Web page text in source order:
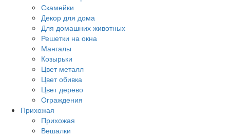
Скамейки
Декор для дома
Для домашних животных
Решетки на окна
Мангалы
Козырьки
Цвет металл
Цвет обивка
Цвет дерево
Ограждения
Прихожая
Прихожая
Вешалки